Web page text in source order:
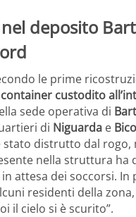
deposito
le prime
container custodito
sede operativa di
di Niguarda e
stato distrutto dal rogo,
nella struttura ha
attesa dei soccorsi. In
residenti della
il cielo si è scurito”.